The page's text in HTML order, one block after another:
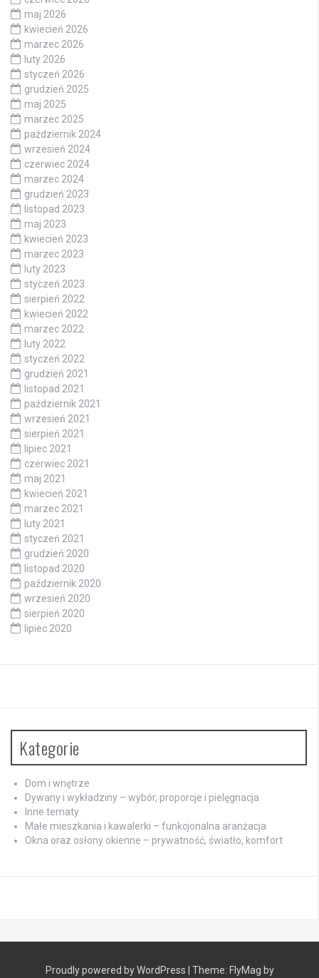
maj 2026
kwiecień 2026
marzec 2026
luty 2026
styczeń 2026
grudzień 2025
maj 2025
marzec 2025
październik 2024
wrzesień 2024
czerwiec 2024
marzec 2024
grudzień 2023
listopad 2023
maj 2023
kwiecień 2023
marzec 2023
luty 2023
styczeń 2023
sierpień 2022
kwiecień 2022
marzec 2022
luty 2022
styczeń 2022
grudzień 2021
listopad 2021
październik 2021
wrzesień 2021
sierpień 2021
lipiec 2021
czerwiec 2021
maj 2021
kwiecień 2021
marzec 2021
luty 2021
styczeń 2021
grudzień 2020
listopad 2020
październik 2020
wrzesień 2020
sierpień 2020
lipiec 2020
Kategorie
Dom i wnętrze
Dywany i wykładziny – wybór, proporcje i pielęgnacja
Inne tematy
Małe mieszkania i kawalerki – funkcjonalna aranżacja
Okna oraz osłony okienne – prywatność, światło, komfort
Proudly powered by WordPress Theme: FlyMag by